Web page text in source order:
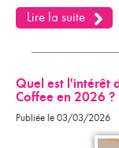
Lire la suite
Quel est l'intérêt
Coffee en 2026 ?
Publiée le 03/03/2026